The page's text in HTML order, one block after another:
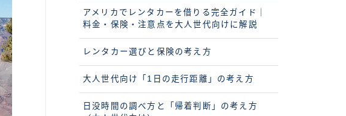
アメリカでレンタカーを借りる完全ガイド｜
料金・保険・注意点を大人世代向けに解説
レンタカー選びと保険の考え方
大人世代向け「1日の走行距離」の考え方
日没時間の調べ方と「帰着判断」の考え方